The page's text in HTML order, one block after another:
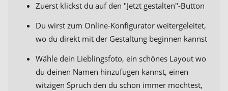
Zuerst klickst du auf den "Jetzt gestalten"-Button
Du wirst zum Online-Konfigurator weitergeleitet,
wo du direkt mit der Gestaltung beginnen kannst
Wähle dein Lieblingsfoto, ein schönes Layout wo
du deinen Namen hinzufügen kannst, einen
witzigen Spruch den du schon immer mochtest,